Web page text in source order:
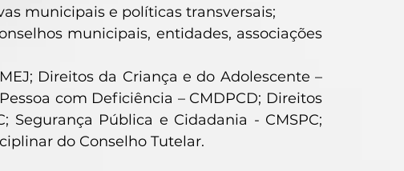
municipais e políticas transversais;
municipais, entidades, associações
Direitos da Criança e do Adolescente –
com Deficiência – CMDPCD; Direitos
Segurança Pública e Cidadania - CMSPC;
do Conselho Tutelar.